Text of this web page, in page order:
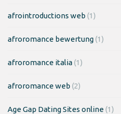
afrointroductions web (1)
afroromance bewertung(1)
afroromance italia(1)
afroromance web (2)
Age Gap Dating Sites online(1)